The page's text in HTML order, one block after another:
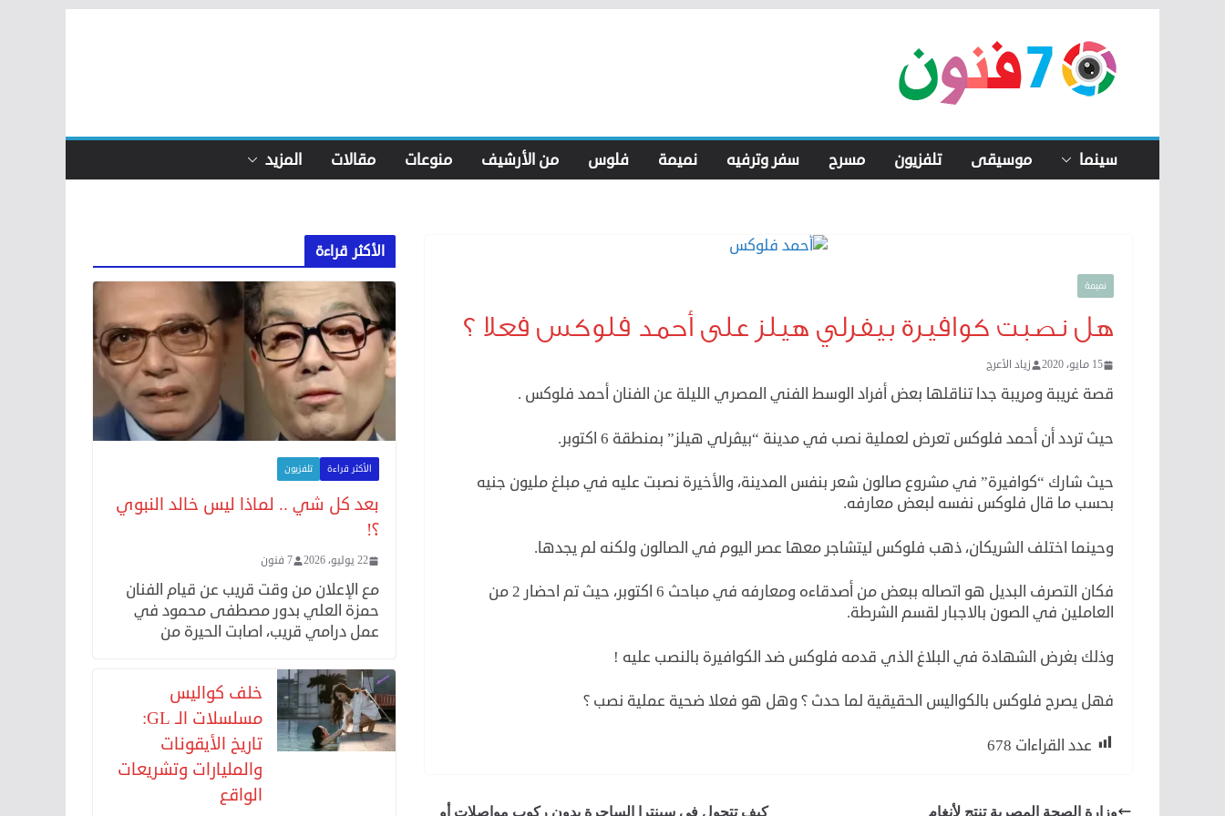
content
سينما موسيقى تلفزيون مسرح سفر وترفيه نميمة فلوس من الأرشيف منوعات مقالات المزيد
نميمة
هل نصبت كوافيرة بيفرلي هيلز على أحمد فلوكس فعلا ؟
15 مايو، 2020 زياد الأعرج
قصة غريبة ومريبة جدا تناقلها بعض أفراد الوسط الفني المصري الليلة عن الفنان أحمد فلوكس .
حيث تردد أن أحمد فلوكس تعرض لعملية نصب في مدينة “بيڤرلي هيلز” بمنطقة 6 اكتوبر.
حيث شارك “كوافيرة” في مشروع صالون شعر بنفس المدينة، والأخيرة نصبت عليه في مبلغ مليون جنيه
بحسب ما قال فلوكس نفسه لبعض معارفه.
وحينما اختلف الشريكان، ذهب فلوكس ليتشاجر معها عصر اليوم في الصالون ولكنه لم يجدها.
فكان التصرف البديل هو اتصاله ببعض من أصدقاءه ومعارفه في مباحث 6 اكتوبر، حيث تم احضار 2 من
العاملين في الصون بالاجبار لقسم الشرطة.
وذلك بغرض الشهادة في البلاغ الذي قدمه فلوكس ضد الكوافيرة بالنصب عليه !
فهل يصرح فلوكس بالكواليس الحقيقية لما حدث ؟ وهل هو فعلا ضحية عملية نصب ؟
عدد القراءات 678
وزارة الصحة المصرية تنتج لأنغام
كيف تتجول في سينترا الساحرة بدون ركوب مواصلات أو
الأكثر قراءة
الأكثر قراءة تلفزيون
بعد كل شي .. لماذا ليس خالد النبوي
؟!
22 يوليو، 2026 7 فنون
مع الإعلان من وقت قريب عن قيام الفنان
حمزة العلي بدور مصطفى محمود في
عمل درامي قريب، اصابت الحيرة من
خلف كواليس
مسلسلات الـ GL:
تاريخ الأيقونات
والمليارات وتشريعات
الواقع